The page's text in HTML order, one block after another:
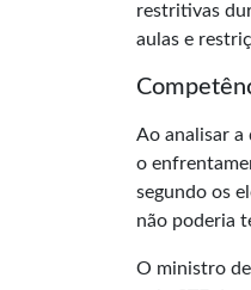
restritivas
aulas e
Ao analisar a
o
segundo os
não poderia
O ministro